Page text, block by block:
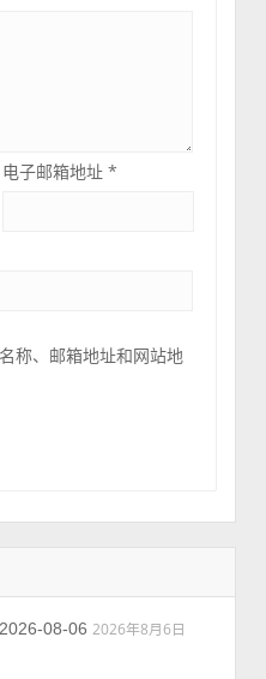
电子邮箱地址*
称、邮箱地址和网站地
08-06 2026年8月6日